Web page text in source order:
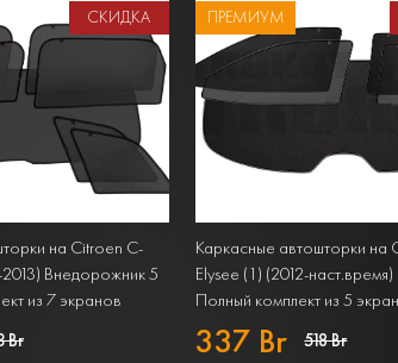
СКИДКА
на Citroen C-
Внедорожник 5
из 7 экранов
Br
ПРЕМИУМ
Каркасные автошторки на
Elysee (1) (2012-
Полный комплект из 5
PREMIUM
337 Br 518 Br